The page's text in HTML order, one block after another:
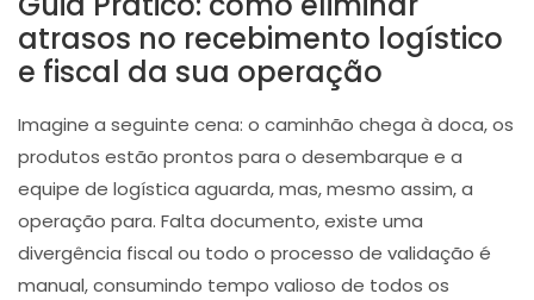
atrasos no recebimento logístico
e fiscal da sua operação
Imagine a seguinte cena: o caminhão chega à doca, os
produtos estão prontos para o desembarque e a
equipe de logística aguarda, mas, mesmo assim, a
operação para. Falta documento, existe uma
divergência fiscal ou todo o processo de validação é
manual, consumindo tempo valioso de todos os